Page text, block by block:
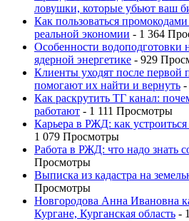
ловушки, которые убьют ваш
Как пользоваться
реальной экономии - 1 364
Особенности
ядерной энергетике - 929
Клиенты уходят после первой
помогают их найти и вернуть -
Как раскрутить ТГ канал:
работают - 1 111 Просмотры
Карьера в РЖД: как
1 079 Просмотры
Работа в РЖД: что надо знать
Просмотры
Выписка из кадастра на
Просмотры
Новгородова Анна Ивановна
Кургане, Курганская область -